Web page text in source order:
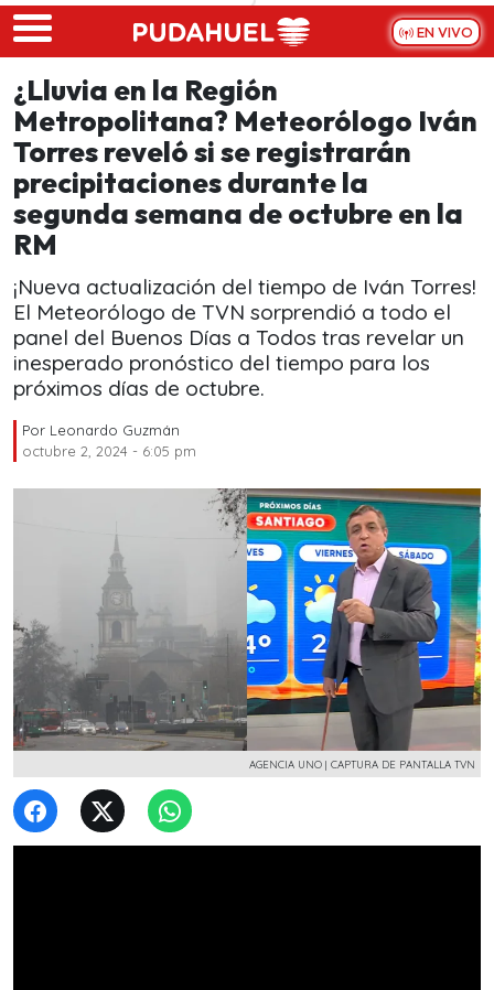
Skip to main content
EN VIVO
¿Lluvia en la Región
Metropolitana? Meteorólogo Iván
Torres reveló si se registrarán
precipitaciones durante la
segunda semana de octubre en la
RM
¡Nueva actualización del tiempo de Iván Torres!
El Meteorólogo de TVN sorprendió a todo el
panel del Buenos Días a Todos tras revelar un
inesperado pronóstico del tiempo para los
próximos días de octubre.
Por Leonardo Guzmán
octubre 2, 2024 - 6:05 pm
AGENCIA UNO | CAPTURA DE PANTALLA TVN